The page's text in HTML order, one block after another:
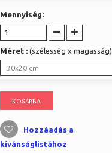
Mennyiség:
Méret : (szélesség x magasság)
30x20 cm
KOSÁRBA
Hozzáadás a
kívánságlistához